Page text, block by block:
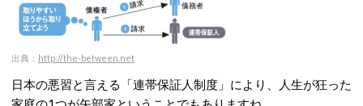
出典： http://the-between.net
日本の悪習と言える「連帯保証人制度」により、人生が狂った